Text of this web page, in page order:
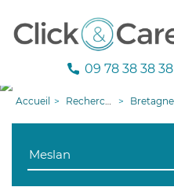
09 78 38 38 38
Accueil Recherche aide à domicile Bretagne